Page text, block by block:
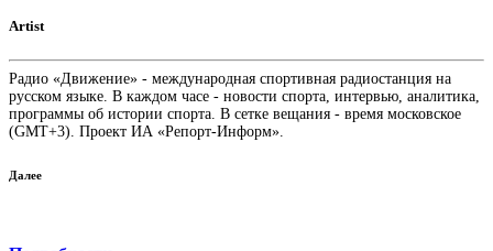
Artist
Радио «Движение» - международная спортивная радиостанция на
русском языке. В каждом часе - новости спорта, интервью, аналитика,
программы об истории спорта. В сетке вещания - время московское
(GMT+3). Проект ИА «Репорт-Информ».
Далее